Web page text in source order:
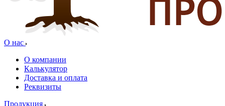
О нас
О компании
Калькулятор
Доставка и оплата
Реквизиты
Продукция